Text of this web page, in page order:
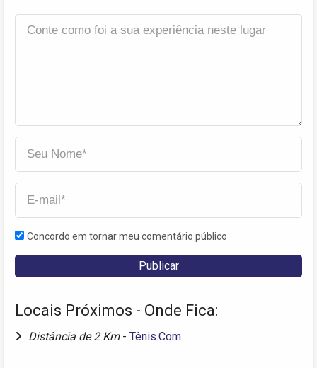
Concordo em tornar meu comentário público
Locais Próximos - Onde Fica:
Distância de 2 Km - Tênis.Com